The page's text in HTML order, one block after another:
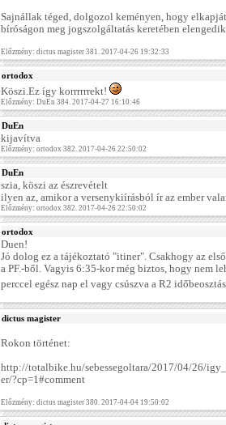
Sajnállak téged, dolgozol keményen, hogy
bíróságon meg jogszolgáltatás keretében
Előzmény: dictus magister 381. 2017-04-26 19:32:33
ortodox
Köszi.Ez így korrrrrrekt!
Előzmény: DuEn 384. 2017-04-27 16:10:46
DuEn
kijavítva
Előzmény: ortodox 382. 2017-04-26 22:50:02
DuEn
szia, köszi az észrevételt
ilyen az, amikor a versenykiírásból ír az ember
Előzmény: ortodox 382. 2017-04-26 22:50:02
ortodox
Duen!
Jó dolog ez a tájékoztató "itiner". Csakhogy az
a PF.-ből. Vagyis 6:35-kor még biztos, hogy nem
perccel egész nap el vagy csúszva a R2
dictus magister
Rokon történet:
http://totalbike.hu/sebessegoltara/2017/04/26/
er/?cp=1#comment
Előzmény: dictus magister 380. 2017-04-04 19:50:02